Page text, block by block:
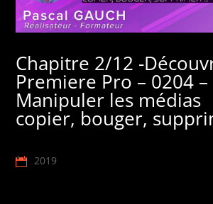
Chapitre 2/12 -
Premiere Pro – 0204 –
Manipuler les médias
copier, bouger,
2019